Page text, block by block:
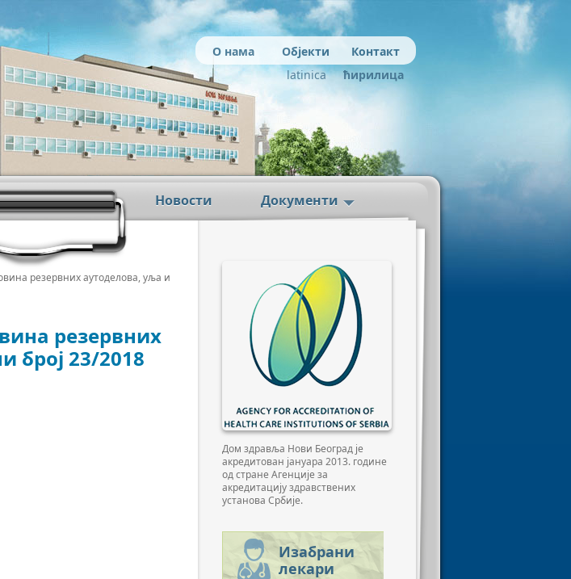
О нама Објекти
Контакт
ћирилица
latinica
Новости Документи
резервних аутоделова, уља и
резервних
број 23/2018
Дом здравља Нови Београд је
акредитован јануара 2013. године
од стране Агенције за
акредитацију здравствених
установа Србије.
Изабрани
лекари